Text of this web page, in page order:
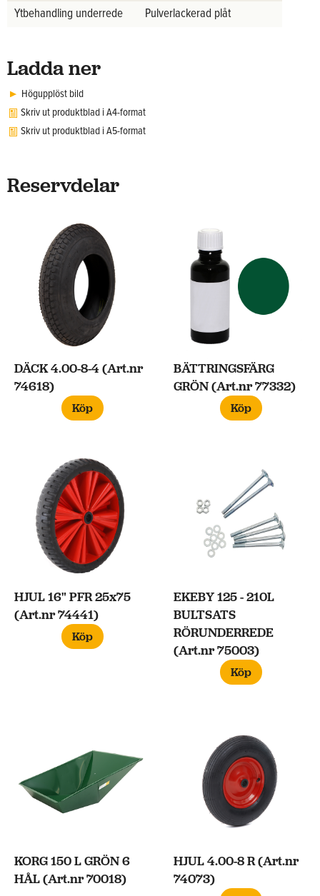
Ytbehandling underrede
Pulverlackerad plåt
Ladda ner
Högupplöst bild
Skriv ut produktblad i A4-format
Skriv ut produktblad i A5-format
Reservdelar
BÄTTRINGSFÄRG
GRÖN (Art.nr 77332)
Köp
DÄCK 4.00-8-4 (Art.nr
74618)
Köp
EKEBY 125 - 210L
BULTSATS
RÖRUNDERREDE
(Art.nr 75003)
Köp
HJUL 16" PFR 25x75
(Art.nr 74441)
Köp
HJUL 4.00-8 R (Art.nr
74073)
KORG 150 L GRÖN 6
HÅL (Art.nr 70018)